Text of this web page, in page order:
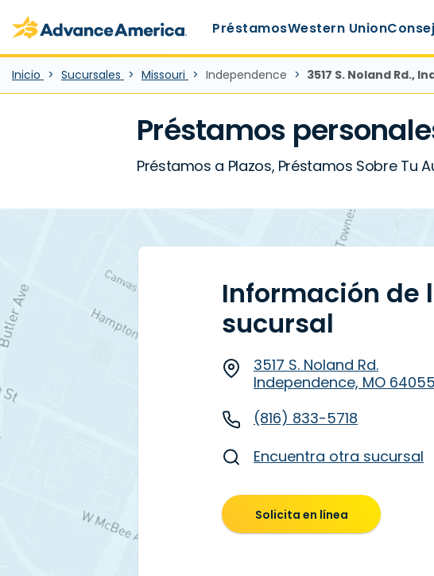
Advance America home
Main Menu
PréstamosWestern Union
Inicio Sucursales Missouri Independence 3517 S. Noland Rd.,
Préstamos
Préstamos a Plazos, Préstamos Sobre Tu
Información de
sucursal
3517 S. Noland Rd.
Independence, MO 64055
(816) 833-5718
Encuentra otra sucursal
Solicita en línea